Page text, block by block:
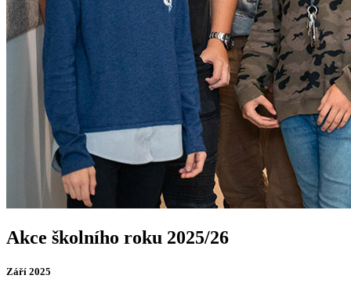
Akce školního roku 2025/26
Září 2025